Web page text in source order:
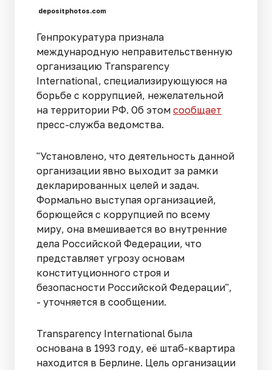
depositphotos.com
Генпрокуратура признала
международную неправительственную
организацию Transparеncy
International, специализирующуюся на
борьбе с коррупцией, нежелательной
на территории РФ. Об этом сообщает
пресс-служба ведомства.
"Установлено, что деятельность данной
организации явно выходит за рамки
декларированных целей и задач.
Формально выступая организацией,
борющейся с коррупцией по всему
миру, она вмешивается во внутренние
дела Российской Федерации, что
представляет угрозу основам
конституционного строя и
безопасности Российской Федерации",
- уточняется в сообщении.
Transparеncy International была
основана в 1993 году, её штаб-квартира
находится в Берлине. Цель организации